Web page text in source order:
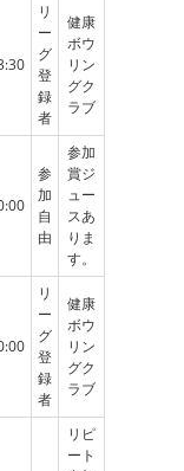
リ
ー
グ
登
録
者
健康
ボウ
リン
グク
ラブ
参
加
自
由
参加
賞ジ
ュー
スあ
りま
す。
リ
ー
グ
登
録
者
健康
ボウ
リン
グク
ラブ
リピ
ート